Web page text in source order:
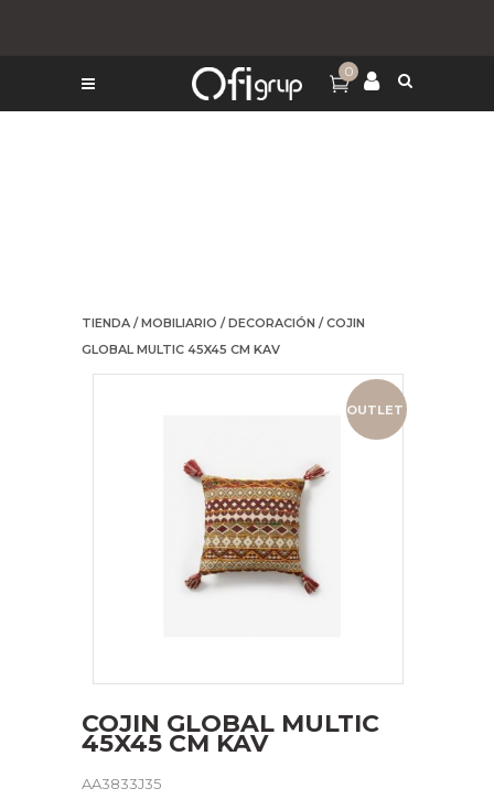
0
TIENDA /MOBILIARIO /DECORACIÓN / COJIN
GLOBAL MULTIC 45X45 CM KAV
OUTLET
COJIN GLOBAL MULTIC
45X45 CM KAV
AA3833J35